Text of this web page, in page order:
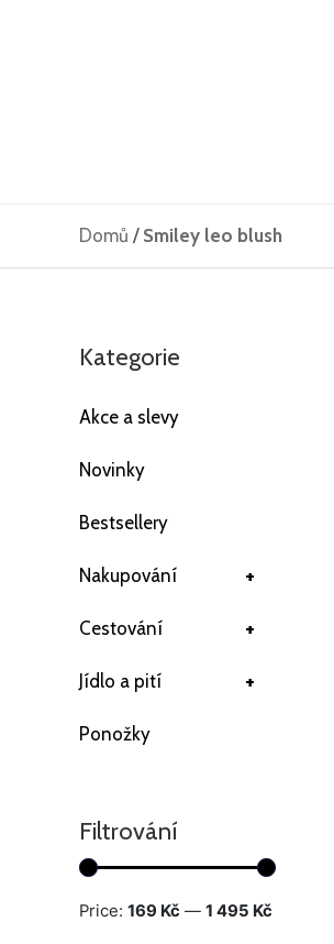
Domů / Smiley leo blush
Kategorie
Akce a slevy
Novinky
Bestsellery
+
Nakupování
+
Cestování
+
Jídlo a pití
Ponožky
Filtrování
Price: 169 Kč — 1 495 Kč